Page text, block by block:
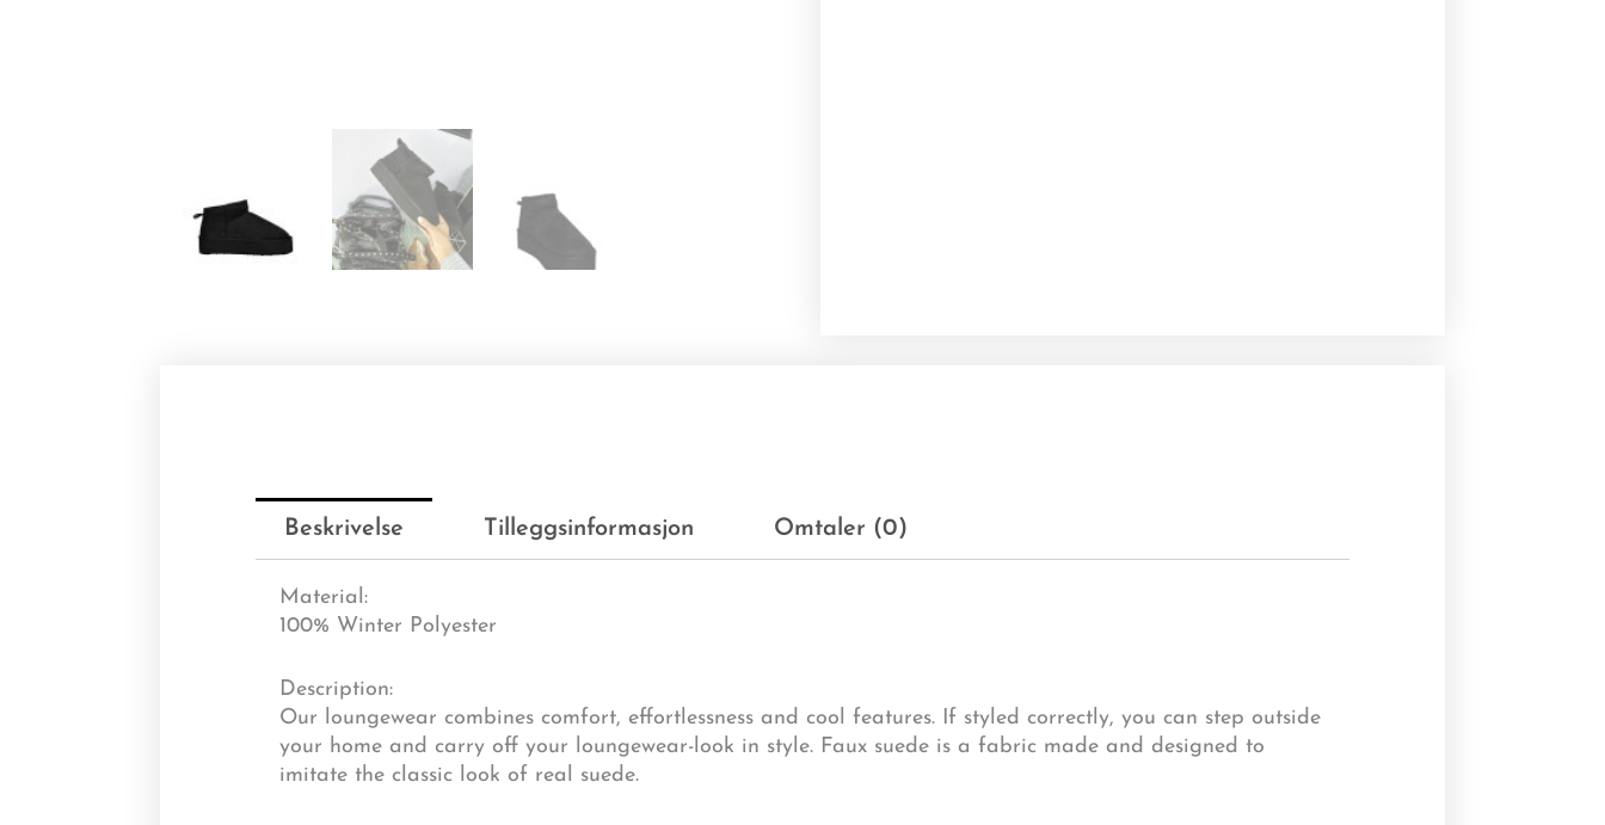
Beskrivelse Tilleggsinformasjon Omtaler (0)
Material:
100% Winter Polyester
Description:
Our loungewear combines comfort, effortlessness and cool features. If styled correctly, you can step outside
your home and carry off your loungewear-look in style. Faux suede is a fabric made and designed to
imitate the classic look of real suede.